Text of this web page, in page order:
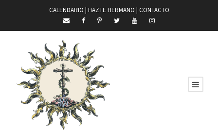
CALENDARIO | HAZTE HERMANO | CONTACTO